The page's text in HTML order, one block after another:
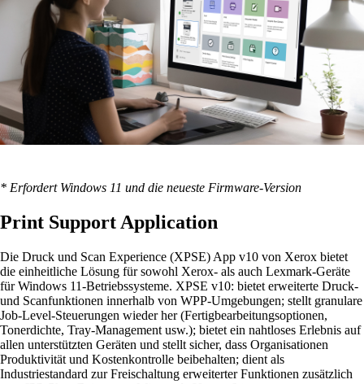
* Erfordert Windows 11 und die neueste Firmware-Version
Print Support Application
Die Druck und Scan Experience (XPSE) App v10 von Xerox bietet
die einheitliche Lösung für sowohl Xerox- als auch Lexmark-Geräte
für Windows 11-Betriebssysteme. XPSE v10: bietet erweiterte Druck-
und Scanfunktionen innerhalb von WPP-Umgebungen; stellt granulare
Job-Level-Steuerungen wieder her (Fertigbearbeitungsoptionen,
Tonerdichte, Tray-Management usw.); bietet ein nahtloses Erlebnis auf
allen unterstützten Geräten und stellt sicher, dass Organisationen
Produktivität und Kostenkontrolle beibehalten; dient als
Industriestandard zur Freischaltung erweiterter Funktionen zusätzlich